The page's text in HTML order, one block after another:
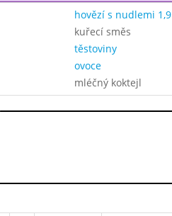
hovězí s nudlemi 1,9
kuřecí směs
těstoviny
ovoce
mléčný koktejl